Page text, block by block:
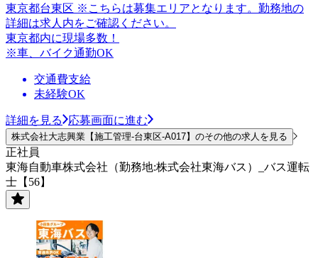
東京都台東区 ※こちらは募集エリアとなります。勤務地の
詳細は求人内をご確認ください。
東京都内に現場多数！
※車、バイク通勤OK
交通費支給
未経験OK
詳細を見る 応募画面に進む
株式会社大志興業【施工管理-台東区-A017】のその他の求人を見る
正社員
東海自動車株式会社（勤務地:株式会社東海バス）_バス運転
士【56】